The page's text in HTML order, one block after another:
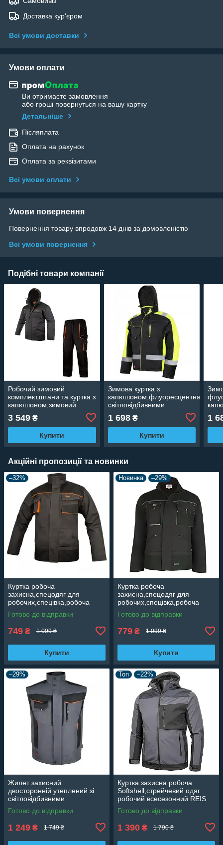
Доставка кур'єром
Всі умови доставки
Умови оплати
Ви отримаєте замовлення
або гроші повернуться на вашу картку
Детальніше
Післяплата
Оплата на рахунок
Оплата за реквізитами
Всі умови оплати
Умови повернення
Повернення товару впродовж 14 днів за домовленістю
Всі умови повернення
Подібні товари компанії
Робочий зимовий
комплект,штани та куртка з
капюшоном,зимовий
спецодяг,уніформа тепла
Польща ArtMaster
CLASSIC
3 549 ₴
Купити
Зимова куртка з
капюшоном,флуоресцентна,зі
світловідбивними
смугами,зимова уніформа
Artmaster CLASSWORK
LONG
1 698₴
Купити
1
Акційні пропозиції та новинки
–32%
Куртка робоча
захисна,спецодяг для
робочих,спецівка,робоча
уніформа Польща CLASSIC
Готово до відправки
749 ₴ 1 099 ₴
Купити
Новинка –29%
Куртка робоча
захисна,спецодяг для
робочих,спецівка,робоча
уніформа Польща CLASSIC
Grey
Готово до відправки
779 ₴ 1 099 ₴
Купити
–29%
Жилет захисний
двосторонній утеплений зі
світловідбивними
смугами,безрукавка чоловіча
Польша Artmaster BZR 2SIDE
Готово до відправки
1 249 ₴ 1 749 ₴
Топ –22%
Куртка захисна робоча
Softshell,стрейчевий одяг
робочий всесезонний REIS
FORECO-SH
Готово до відправки
1 390 ₴ 1 790 ₴